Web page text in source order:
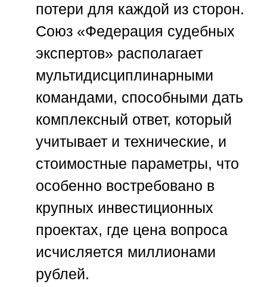
потери для каждой из сторон.
Союз «Федерация судебных
экспертов» располагает
мультидисциплинарными
командами, способными дать
комплексный ответ, который
учитывает и технические, и
стоимостные параметры, что
особенно востребовано в
крупных инвестиционных
проектах, где цена вопроса
исчисляется миллионами
рублей.